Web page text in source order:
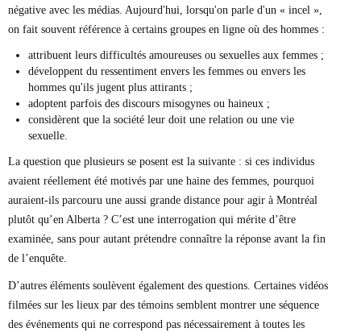
négative avec les médias. Aujourd'hui, lorsqu'on parle d'un « incel »,
on fait souvent référence à certains groupes en ligne où des hommes :
attribuent leurs difficultés amoureuses ou sexuelles aux femmes ;
développent du ressentiment envers les femmes ou envers les
hommes qu'ils jugent plus attirants ;
adoptent parfois des discours misogynes ou haineux ;
considèrent que la société leur doit une relation ou une vie
sexuelle.
La question que plusieurs se posent est la suivante : si ces individus
avaient réellement été motivés par une haine des femmes, pourquoi
auraient-ils parcouru une aussi grande distance pour agir à Montréal
plutôt qu’en Alberta ? C’est une interrogation qui mérite d’être
examinée, sans pour autant prétendre connaître la réponse avant la fin
de l’enquête.
D’autres éléments soulèvent également des questions. Certaines vidéos
filmées sur les lieux par des témoins semblent montrer une séquence
des événements qui ne correspond pas nécessairement à toutes les